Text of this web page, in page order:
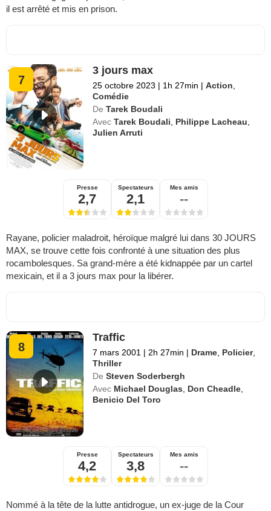
il est arrêté et mis en prison.
7
3 jours max
25 octobre 2023 | 1h 27min | Action
Comédie
De Tarek Boudali
Avec Tarek Boudali Philippe Lacheau
Julien Arruti
Presse
2,7
Spectateurs
2,1
Mes amis
--
Rayane, policier maladroit, héroïque malgré lui dans 30 JOURS
MAX, se trouve cette fois confronté à une situation des plus
rocambolesques. Sa grand-mère a été kidnappée par un cartel
mexicain, et il a 3 jours max pour la libérer.
8
Traffic
7 mars 2001 | 2h 27min | Drame Policier,
Thriller
De Steven Soderbergh
Avec Michael Douglas Don Cheadle
Benicio Del Toro
Presse
4,2
Spectateurs
3,8
Mes amis
--
Nommé à la tête de la lutte antidrogue, un ex-juge de la Cour